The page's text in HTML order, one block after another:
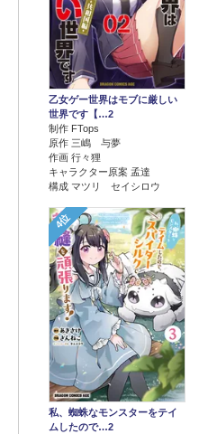
乙女ゲー世界はモブに厳しい
世界です【…2
制作 FTops
原作 三嶋 与夢
作画 行々狸
キャラクター原案 孟達
構成 マツリ セイシロウ
4位
私、蜘蛛なモンスターをテイ
ムしたので…2